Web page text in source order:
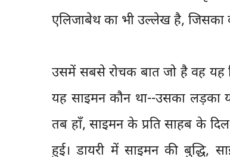
एलिजाबेथ का भी उल्लेख है, जिसका
उसमें सबसे रोचक बात जो है वह यह
यह साइमन कौन था--उसका लड़का
तब हाँ, साइमन के प्रति साहब के
हुई। डायरी में साइमन की बुद्धि,